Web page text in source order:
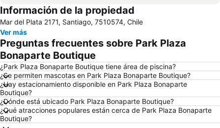
Festival Internacional Providencia Jazz
Barrio Lastarria
San Carlos de Apoquindo
Santa Laura Stadium
Templo Votivo de Maipu
Metro de Santiago
Barrio Bellavista
Hipodromo Chile
Valle Nevado
Torre Entel
Universidad de Chile
La Moneda Palace
Plaza Egaña
Plaza Pedro de Valdivia
Portal la Dehesa
Cerro Santa Lucía
Lagunillas
Información de la propiedad
Mar del Plata 2171, Santiago, 7510574, Chile
Ver más
Preguntas frecuentes sobre Park Plaza
Bonaparte Boutique
¿Park Plaza Bonaparte Boutique tiene área de piscina?
¿Se permiten mascotas en Park Plaza Bonaparte Boutique?
¿Hay estacionamiento disponible en Park Plaza Bonaparte
Boutique?
¿Dónde está ubicado Park Plaza Bonaparte Boutique?
¿Qué atracciones populares están cerca de Park Plaza Bonaparte
Boutique?